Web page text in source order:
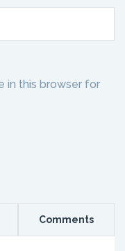
in this browser for
Comments